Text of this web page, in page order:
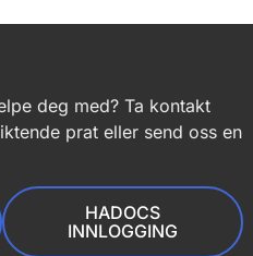
deg med? Ta kontakt
prat eller send oss en
HADOCS
INNLOGGING